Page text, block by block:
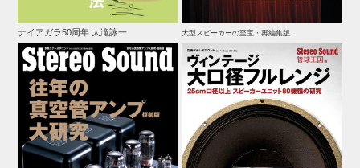
ナイアガラ50周年 大滝詠一 大型スピーカーの至宝・再編集版